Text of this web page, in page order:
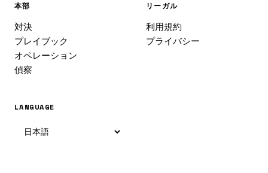
本部
対決
プレイブック
オペレーション
偵察
リーガル
利用規約
プライバシー
LANGUAGE